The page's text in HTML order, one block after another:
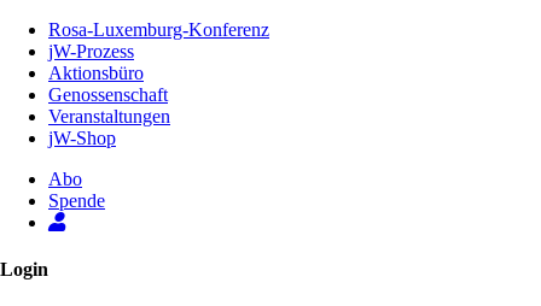
Inhalt
Seite
Rosa-Luxemburg-Konferenz
jW-Prozess
Aktionsbüro
Genossenschaft
Veranstaltungen
jW-Shop
Abo
Spende
Login